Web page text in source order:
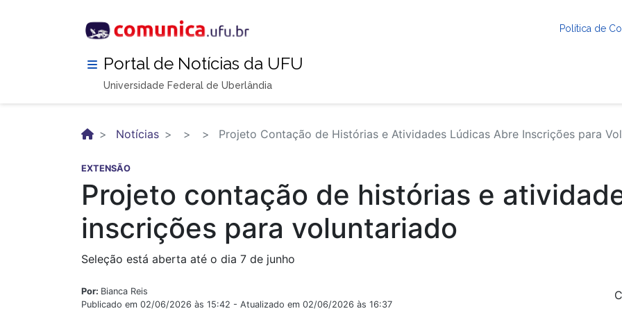
Política de
Portal de Notícias da UFU
Universidade Federal de Uberlândia
Notícias Projeto Contação de Histórias e Atividades Lúdicas Abre Inscrições para
EXTENSÃO
Projeto contação de histórias e
inscrições para voluntariado
Seleção está aberta até o dia 7 de junho
Por: Bianca Reis
Publicado em 02/06/2026 às 15:42 - Atualizado em 02/06/2026 às 16:37